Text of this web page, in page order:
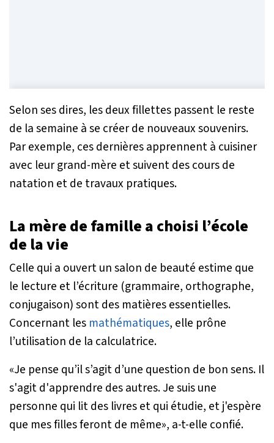
Selon ses dires, les deux fillettes passent le reste
de la semaine à se créer de nouveaux souvenirs.
Par exemple, ces dernières apprennent à cuisiner
avec leur grand-mère et suivent des cours de
natation et de travaux pratiques.
La mère de famille a choisi l’école
de la vie
Celle qui a ouvert un salon de beauté estime que
le lecture et l’écriture (grammaire, orthographe,
conjugaison) sont des matières essentielles.
Concernant les mathématiques, elle prône
l’utilisation de la calculatrice.
«Je pense qu’il s’agit d’une question de bon sens. Il
s'agit d'apprendre des autres. Je suis une
personne qui lit des livres et qui étudie, et j'espère
que mes filles feront de même», a-t-elle confié.